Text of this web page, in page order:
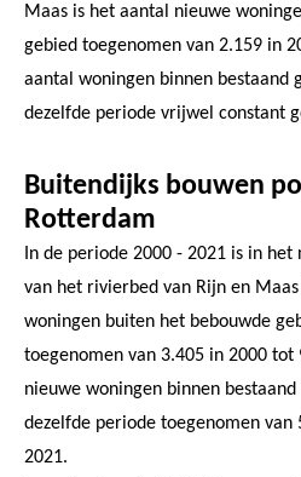
Maas is het aantal nieuwe
gebied toegenomen van 2.159 in
aantal woningen binnen bestaand
dezelfde periode vrijwel constant
Buitendijks bouwen
Rotterdam
In de periode 2000 - 2021 is in
van het rivierbed van Rijn en
woningen buiten het bebouwde
toegenomen van 3.405 in 2000 tot
nieuwe woningen binnen
dezelfde periode toegenomen van
2021.